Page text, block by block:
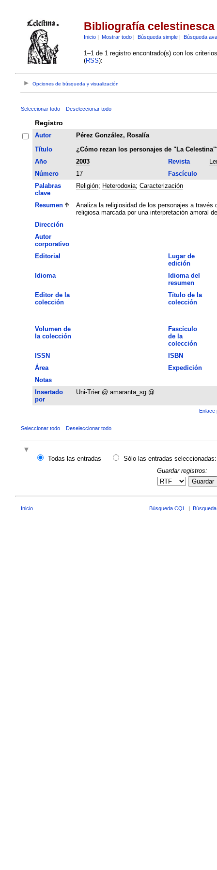
Bibliografía celestinesca
Inicio| Mostrar todo| Búsqueda simple| Búsqueda
1–1 de 1 registro encontrado(s) con los
(RSS):
Opciones de búsqueda y visualización
Seleccionar todo Deseleccionar todo
Registro
Autor
Pérez González, Rosalía
Título
¿Cómo rezan los personajes de "La
Año
2003 Revista
Número
17
Fascículo
Palabras
clave
Religión; Heterodoxia; Caracterización
Resumen
Analiza la religiosidad de los personajes a través
religiosa marcada por una interpretación amoral
Dirección
Autor
corporativo
Editorial
Lugar de
edición
Idioma
Idioma del
resumen
Editor de la
colección
Título de la
colección
Volumen de
la colección
Fascículo
de la
colección
ISSN
ISBN
Área
Expedición
Notas
Insertado
por
Uni-Trier @ amaranta_sg @
Enlace
Seleccionar todo Deseleccionar todo
Todas las entradas
Sólo las entradas seleccionadas:
Guardar registros:
Guardar
Inicio Búsqueda CQL